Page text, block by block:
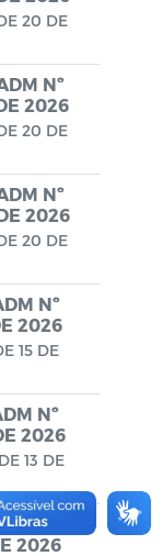
de
-
da
-
20 DE
Nº
2026
20 DE
Nº
2026
20 DE
Nº
2026
15 DE
Nº
2026
13 DE
Nº
2026